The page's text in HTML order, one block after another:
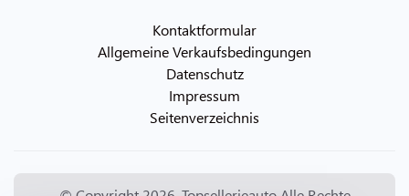
Kontaktformular
Allgemeine Verkaufsbedingungen
Datenschutz
Impressum
Seitenverzeichnis